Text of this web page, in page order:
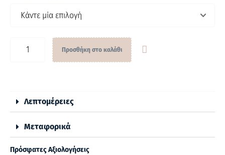
Προσθήκη στο καλάθι
Λεπτομέρειες
Μεταφορικά
Πρόσφατες Αξιολογήσεις